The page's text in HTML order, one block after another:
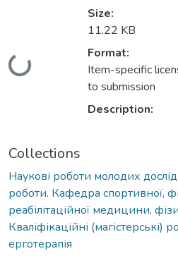
Loading...
Size:
11.22 KB
Format:
Item-specific
to submission
Description:
Collections
Наукові роботи молодих
роботи. Кафедра спортивної,
реабілітаційної медицини,
Кваліфікаційні (магістерські)
ерготерапія